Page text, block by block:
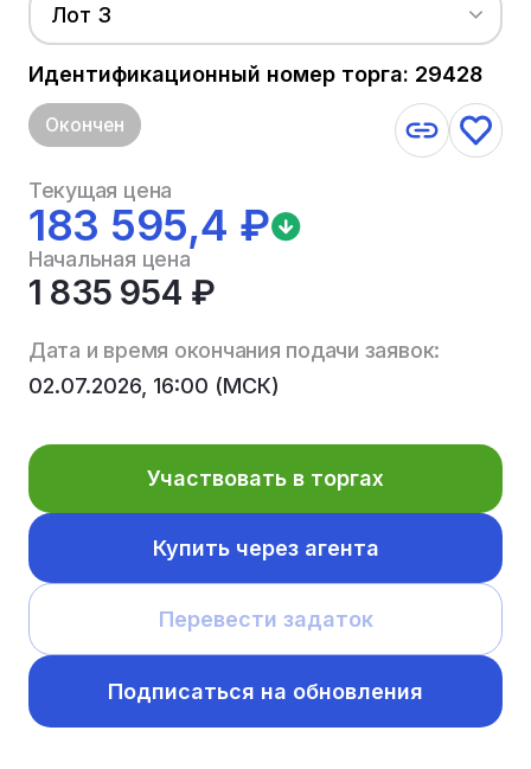
Лот 3
Идентификационный номер торга: 29428
Окончен
Текущая цена
183 595,4 ₽
Начальная цена
1 835 954 ₽
Дата и время окончания подачи заявок:
02.07.2026, 16:00 (МСК)
Участвовать в торгах
Купить через агента
Перевести задаток
Подписаться на обновления